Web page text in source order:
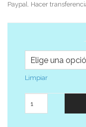
Paypal. Hacer
Limpiar